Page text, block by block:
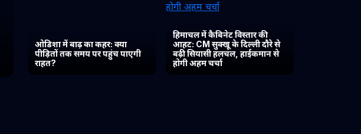
ओडिशा में बाढ़ का कहर: क्या
पीड़ितों तक समय पर पहुंच पाएगी
राहत?
हिमाचल में कैबिनेट विस्तार की
आहट: CM सुक्खू के दिल्ली दौरे से
बढ़ी सियासी हलचल, हाईकमान से
होगी अहम चर्चा